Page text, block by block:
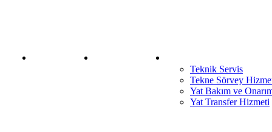
Yat Kiralama Yat Satın Alma
Teknik Servis
Tekne Sörvey
Yat Bakım ve
Yat Transfer Hizmeti